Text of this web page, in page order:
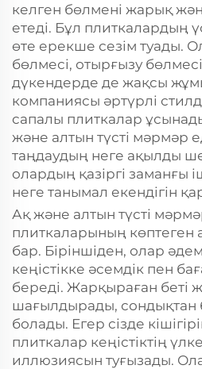
келген бөлмені жарық
етеді. Бұл плиткалардың
өте ерекше сезім туады.
бөлмесі, отырғызу бөлмесі
дүкендерде де жақсы
компаниясы әртүрлі
сапалы плиткалар
және алтын түсті мәрмәр
таңдаудың неге ақылды
олардың қазіргі заманғы
неге танымал екендігін
Ақ және алтын түсті
плиткаларының
бар. Біріншіден, олар
кеңістікке әсемдік пен
береді. Жарқыраған беті
шағылдырады,
болады. Егер сізде
плиткалар кеңістіктің
иллюзиясын туғызады.